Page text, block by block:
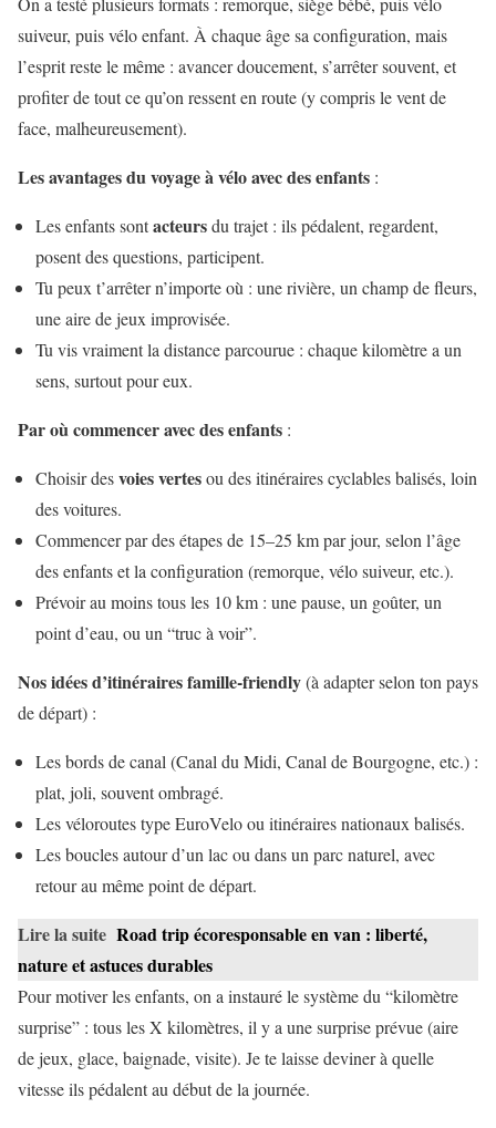
suiveur, puis vélo enfant. À chaque âge sa configuration, mais
l’esprit reste le même : avancer doucement, s’arrêter souvent, et
profiter de tout ce qu’on ressent en route (y compris le vent de
face, malheureusement).
Les avantages du voyage à vélo avec des enfants :
Les enfants sontacteursdu trajet : ils pédalent, regardent,
posent des questions, participent.
Tu peux t’arrêter n’importe où : une rivière, un champ de fleurs,
une aire de jeux improvisée.
Tu vis vraiment la distance parcourue : chaque kilomètre a un
sens, surtout pour eux.
Par où commencer avec des enfants :
Choisir desvoies vertesou des itinéraires cyclables balisés, loin
des voitures.
Commencer par des étapes de 15–25 km par jour, selon l’âge
des enfants et la configuration (remorque, vélo suiveur, etc.).
Prévoir au moins tous les 10 km : une pause, un goûter, un
point d’eau, ou un “truc à voir”.
Nos idées d’itinéraires famille-friendly(à adapter selon ton pays
de départ) :
Les bords de canal (Canal du Midi, Canal de Bourgogne, etc.) :
plat, joli, souvent ombragé.
Les véloroutes type EuroVelo ou itinéraires nationaux balisés.
Les boucles autour d’un lac ou dans un parc naturel, avec
retour au même point de départ.
Lire la suite Road trip écoresponsable en van : liberté,
nature et astuces durables
Pour motiver les enfants, on a instauré le système du “kilomètre
surprise” : tous les X kilomètres, il y a une surprise prévue (aire
de jeux, glace, baignade, visite). Je te laisse deviner à quelle
vitesse ils pédalent au début de la journée.